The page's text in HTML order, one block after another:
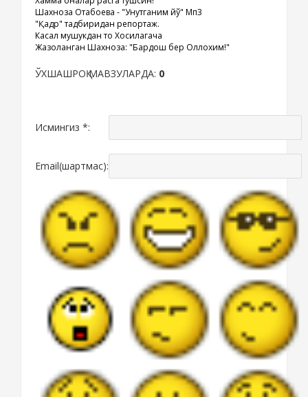
Шахноза Отабоева - "Унутганим йўқ" Мп3
"Қадр" тадбиридан репортаж.
Касал мушукдан то Хосилагача
Жазоланган Шахноза: "Бардош бер Оллохим!"
ЎХШАШРОҚ МАВЗУЛАРДА: 0
Исмингиз *:
Email(шартмас):